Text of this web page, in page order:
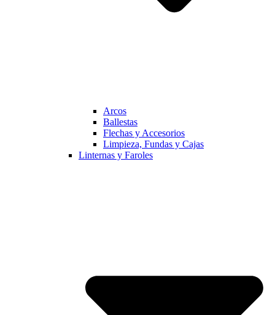
Arcos
Ballestas
Flechas y Accesorios
Limpieza, Fundas y Cajas
Linternas y Faroles